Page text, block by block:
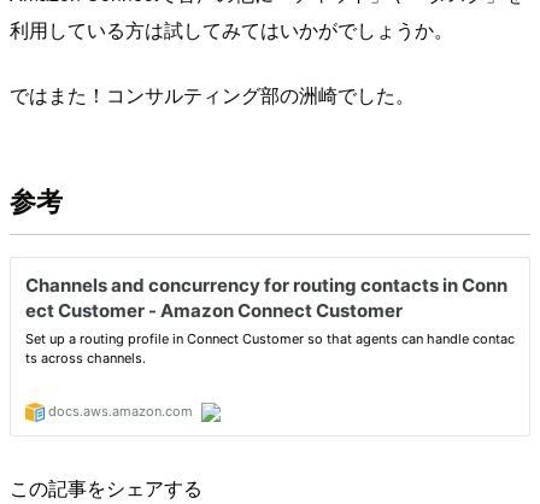
利用している方は試してみてはいかがでしょうか。
ではまた！コンサルティング部の洲崎でした。
参考
この記事をシェアする